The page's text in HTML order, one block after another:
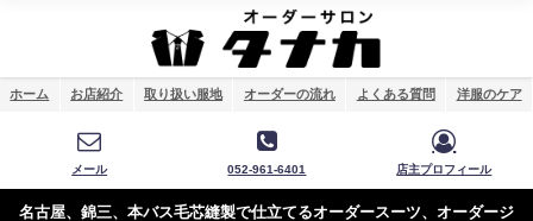
ホーム お店紹介 取り扱い服地 オーダーの流れ よくある質問 洋服のケア
メール 052-961-6401 店主プロフィール
名古屋、錦三、本バス毛芯縫製で仕立てるオーダースーツ、オーダージ